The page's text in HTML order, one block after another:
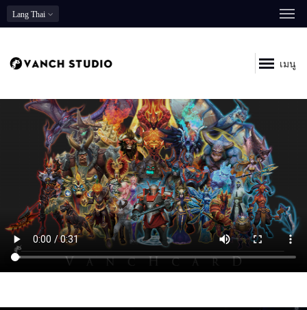
Lang Thai
เมนู